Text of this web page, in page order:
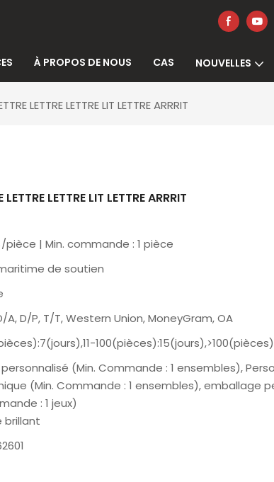
À PROPOS DE NOUS CAS NOUVELLES
LETTRE LETTRE LIT LETTRE ARRRIT
LETTRE LIT LETTRE ARRRIT
pièce | Min. commande : 1 pièce
de soutien
A, D/P, T/T, Western Union, MoneyGram, OA
(Min. Commande : 1 ensembles),
(Min. Commande : 1 ensembles), emballage
: 1 jeux)
brillant